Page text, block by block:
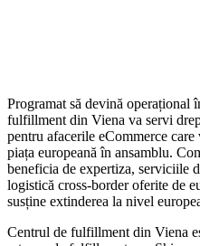
Programat să devină operațional
fulfillment din Viena va servi
pentru afacerile eCommerce care
piața europeană în ansamblu.
beneficia de expertiza, serviciile
logistică cross-border oferite de
susține extinderea la nivel
Centrul de fulfillment din Viena